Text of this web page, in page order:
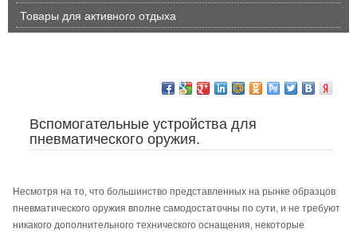
Товары для активного отдыха
Вспомогательные устройства для
пневматического оружия.
Несмотря на то, что большинство представленных на рынке образцов
пневматического оружия вполне самодостаточны по сути, и не требуют
никакого дополнительного технического оснащения, некоторые